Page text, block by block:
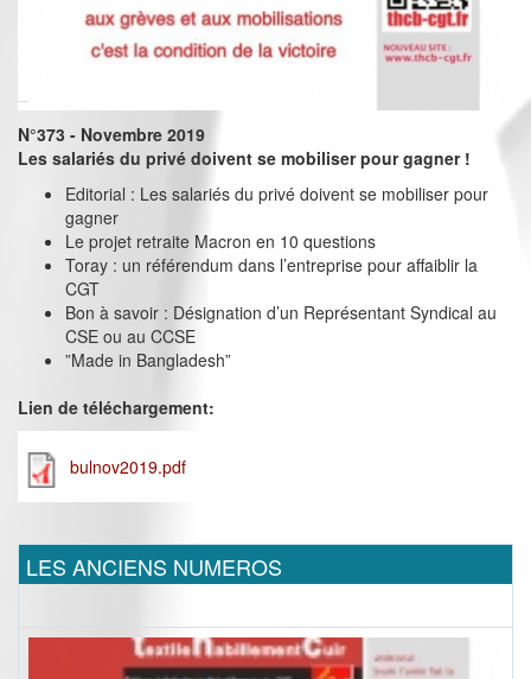
N°373 - Novembre 2019
Les salariés du privé doivent se mobiliser pour gagner !
Editorial : Les salariés du privé doivent se mobiliser pour
gagner
Le projet retraite Macron en 10 questions
Toray : un référendum dans l’entreprise pour affaiblir la
CGT
Bon à savoir : Désignation d’un Représentant Syndical au
CSE ou au CCSE
”Made in Bangladesh”
Lien de téléchargement:
bulnov2019.pdf
LES ANCIENS NUMEROS